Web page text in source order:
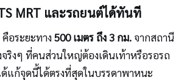
MRT และรถยนต์ได้ทันที
อระยะทาง500 เมตร ถึง 3 กม. จากสถานี
ริงๆ ที่คนส่วนใหญ่ต้องเดินเท้าหรือรอรถ
แก้จุดนี้ได้ตรงที่สุดในบรรดาพาหนะ